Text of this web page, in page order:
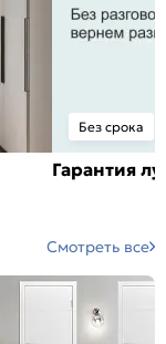
Без срока
Гарантия
Смотреть все